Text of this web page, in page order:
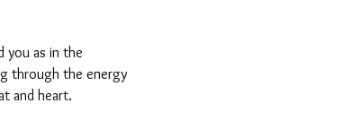
you as in the
through the energy
and heart.